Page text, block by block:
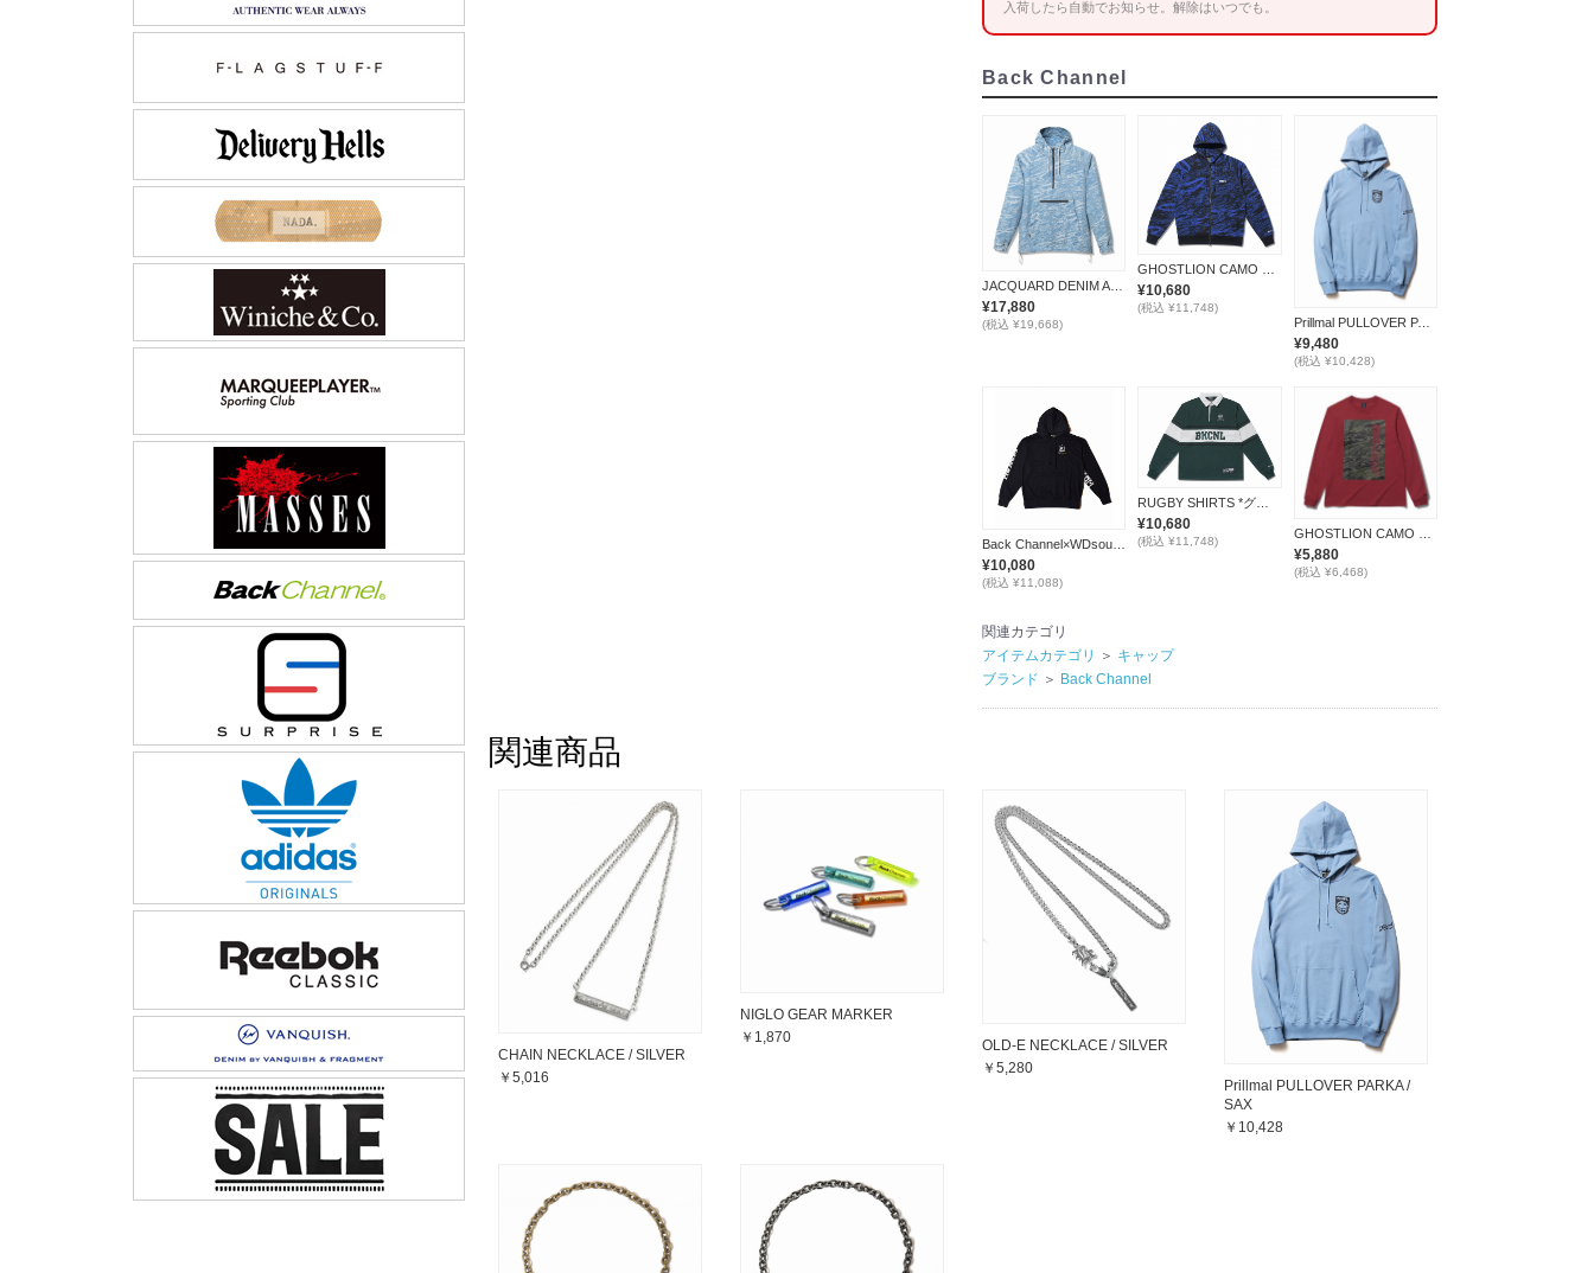
入荷したら自動でお知らせ。解除はいつでも。
Back Channel
¥17,880
(税込 ¥19,668)
¥10,680
(税込 ¥11,748)
Prillmal PULLOVER PARKA / SAX
¥9,480
(税込 ¥10,428)
¥10,080
(税込 ¥11,088)
¥10,680
(税込 ¥11,748)
¥5,880
(税込 ¥6,468)
関連カテゴリ
アイテムカテゴリ
＞ キャップ
ブランド ＞ Back Channel
関連商品
CHAIN NECKLACE / SILVER
￥5,016
NIGLO GEAR MARKER
￥1,870
OLD-E NECKLACE / SILVER
￥5,280
Prillmal PULLOVER PARKA /
SAX
￥10,428